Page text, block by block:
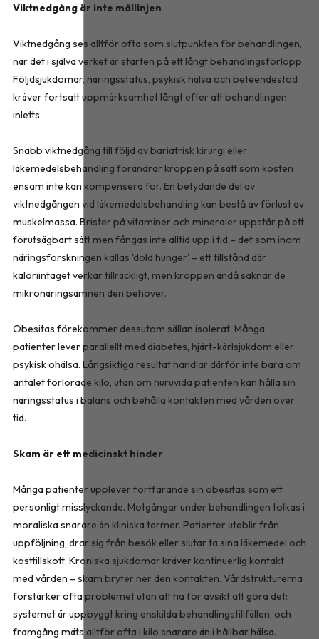
Viktnedgång är inte mållinjen
Viktnedgång ses alltför ofta som slutpunkten för behandlingen,
när det i själva verket är starten på ett långt behandlingsförlopp.
Följdsjukdomar, näringsstatus, psykisk hälsa och beteendestöd
kräver fortsatt uppmärksamhet långt efter att behandlingen
inletts.
Snabb viktnedgång till följd av bariatrisk kirurgi eller
läkemedelsbehandling förändrar kroppen på sätt som kosten
ensam inte kan kompensera för. En betydande del av
viktnedgången vid läkemedelsbehandling kan bestå av förlust av
muskelmassa. Brister på vitaminer och mineraler uppstår på ett
förutsägbart sätt men fångas inte alltid upp i tid – det som inom
näringsforskningen kallas 'dold hunger' – ett tillstånd där
kaloriintaget verkar tillräckligt, men kroppen ändå saknar de
mikronäringsämnen den behöver.
Obesitas förekommer dessutom sällan isolerat. Många
patienter lever parallellt med diabetes, hjärt-kärlsjukdom eller
psykisk ohälsa. Långsiktiga resultat handlar därför inte bara om
antalet förlorade kilo, utan om huruvida patienten kan hålla sin
näringsstatus i balans och behålla kontakten med vården över
tid.
Skam är ett medicinskt hinder
Många patienter upplever fortfarande sin obesitas som ett
personligt misslyckande. Motgångar under behandlingen tolkas i
moraliska snarare än kliniska termer. Patienter uteblir från
uppföljning, drar sig från besök eller slutar ta sina läkemedel och
kosttillskott. Kroniska sjukdomar kräver kontinuerlig kontakt
med vården – skam bryter ner den kontakten. Vårdstrukturerna
förstärker ofta problemet utan att ha för avsikt att göra det:
systemet är uppbyggt kring enskilda behandlingstillfällen, och
framgång mäts alltför ofta i kilo snarare än i hållbar hälsa.